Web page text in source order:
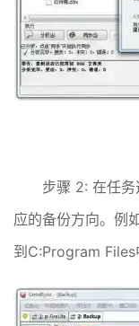
步骤 2: 在任
应的备份方向。例
到C:Program